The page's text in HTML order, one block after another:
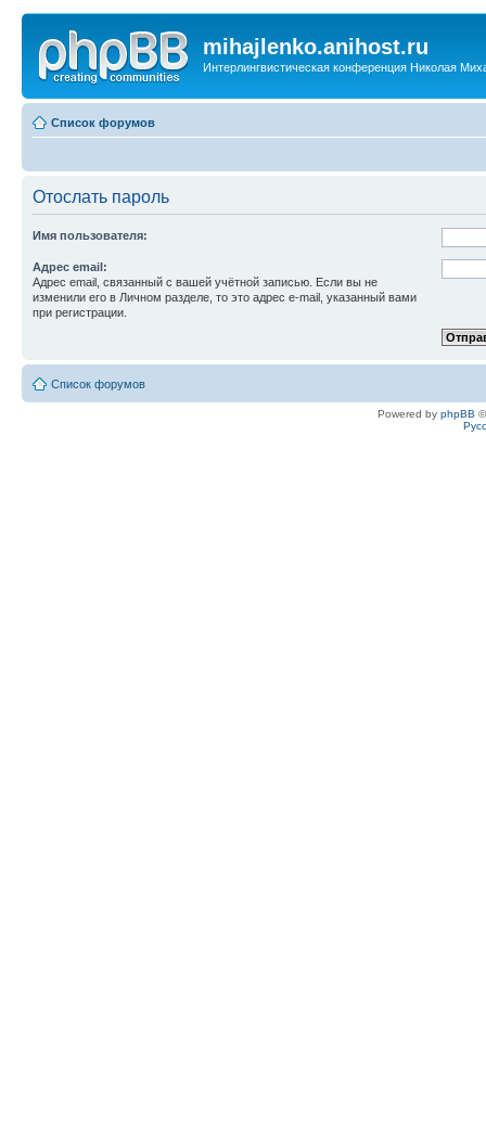
mihajlenko.anihost.ru
Интерлингвистическая конференция Николая
Список форумов
Отослать пароль
Имя пользователя:
Адрес email:
Адрес email, связанный с вашей учётной записью. Если вы не
изменили его в Личном разделе, то это адрес e-mail, указанный вами
при регистрации.
Список форумов
Powered by phpBB